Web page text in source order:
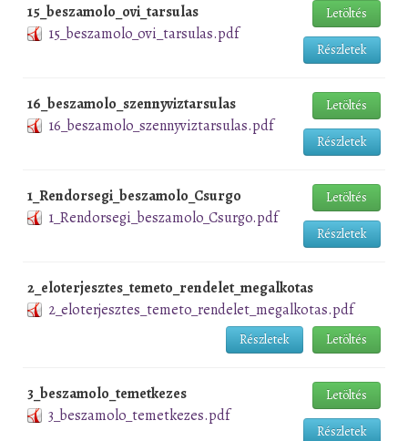
15_beszamolo_ovi_tarsulas
15_beszamolo_ovi_tarsulas.pdf
Letöltés
Részletek
16_beszamolo_szennyviztarsulas
16_beszamolo_szennyviztarsulas.pdf
Letöltés
Részletek
1_Rendorsegi_beszamolo_Csurgo
1_Rendorsegi_beszamolo_Csurgo.pdf
Letöltés
Részletek
2_eloterjesztes_temeto_rendelet_megalkotas
2_eloterjesztes_temeto_rendelet_megalkotas.pdf
Letöltés
Részletek
3_beszamolo_temetkezes
3_beszamolo_temetkezes.pdf
Letöltés
Részletek